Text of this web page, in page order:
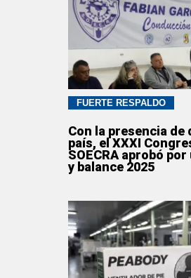
FUERTE RESPALDO
Con la presencia de
país, el XXXI
SOECRA aprobó
y balance 2025